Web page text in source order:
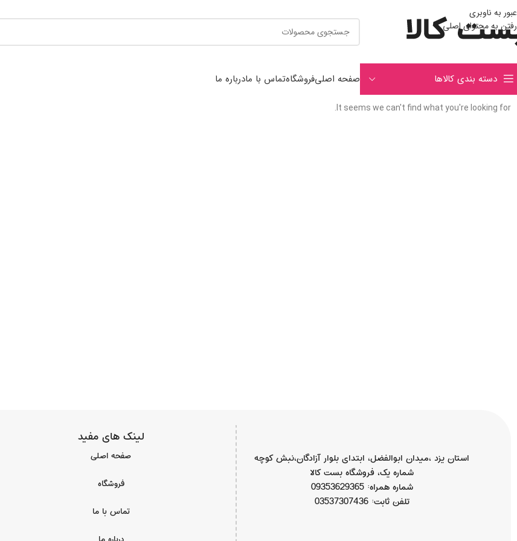
عبور به ناوبری
رفتن به محتوای اصلی
دسته بندی کالاها صفحه اصلیفروشگاهتماس با مادرباره ما
It seems we can't find what you're looking for.
استان یزد ،میدان ابوالفضل، ابتدای بلوار آزادگان،نبش کوچه
شماره یک، فروشگاه بست کالا
شماره همراه: 09353629365
تلفن ثابت: 03537307436
لینک های مفید
صفحه اصلی
فروشگاه
تماس با ما